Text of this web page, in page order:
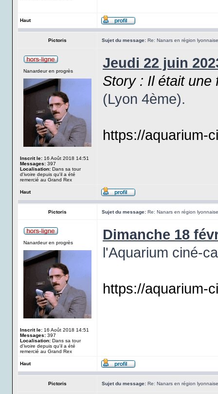
Haut
Pictoris Sujet du message: Re: Nanars en région lyonnaise
Nanardeur en progrès
Inscrit le: 16 Août 2018 14:51
Messages: 397
Localisation: Dans sa tour
d'ivoire depuis qu'il a été
remercié au Grand Rex
Jeudi 22 juin
Story : Il était une
(Lyon 4ème).
https://aquarium-
Haut
Pictoris Sujet du message: Re: Nanars en région lyonnaise
Nanardeur en progrès
Inscrit le: 16 Août 2018 14:51
Messages: 397
Localisation: Dans sa tour
d'ivoire depuis qu'il a été
remercié au Grand Rex
Dimanche 18
l'Aquarium ciné-
https://aquarium-
Haut
Pictoris Sujet du message: Re: Nanars en région lyonnaise